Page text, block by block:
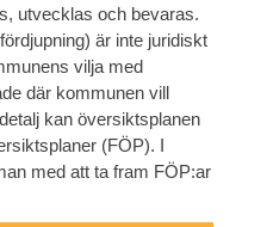
utvecklas och bevaras.
är inte juridiskt
vilja med
där kommunen vill
kan översiktsplanen
(FÖP). I
med att ta fram FÖP:ar